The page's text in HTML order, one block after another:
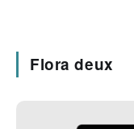
Flora deux